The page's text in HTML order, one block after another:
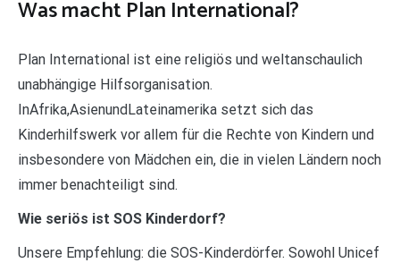
Was macht Plan International?
Plan International ist eine religiös und weltanschaulich
unabhängige Hilfsorganisation.
InAfrika,AsienundLateinamerika setzt sich das
Kinderhilfswerk vor allem für die Rechte von Kindern und
insbesondere von Mädchen ein, die in vielen Ländern noch
immer benachteiligt sind.
Wie seriös ist SOS Kinderdorf?
Unsere Empfehlung: die SOS-Kinderdörfer. Sowohl Unicef